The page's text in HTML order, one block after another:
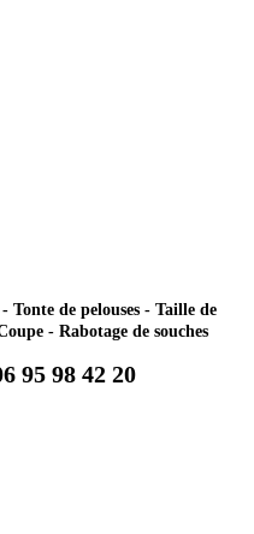
de pelouses - Taille de
- Rabotage de souches
95 98 42 20